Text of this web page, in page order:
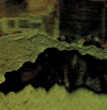
ANTE 1914 ÉTATS-UNIS
& RELATIONS INTERNATIONALES
HISTOIRE-GÉOGRAPHIE
LE MONDE AVANT 1914